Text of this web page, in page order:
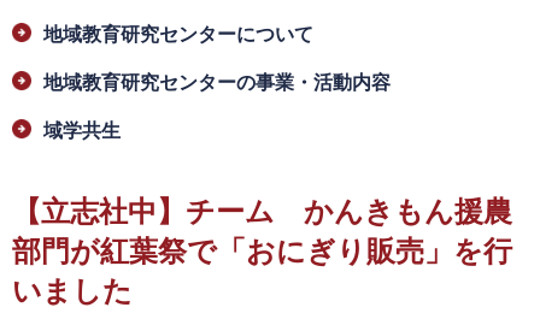
文
地域教育研究センターについて
地域教育研究センターの事業・活動内容
域学共生
【立志社中】チーム かんきもん援農
部門が紅葉祭で「おにぎり販売」を行
いました